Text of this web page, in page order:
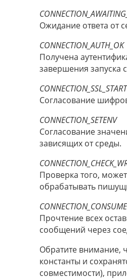
Ожидание ответа от
CONNECTION_AUTH_OK
Получена
завершения запуска
Согласование
CONNECTION_SETENV
Согласование
зависящих от среды.
Проверка того,
обрабатывать
CONNECTION_CONSUME
Прочтение всех
сообщений через
Обратите внимание,
константы и
совместимости),